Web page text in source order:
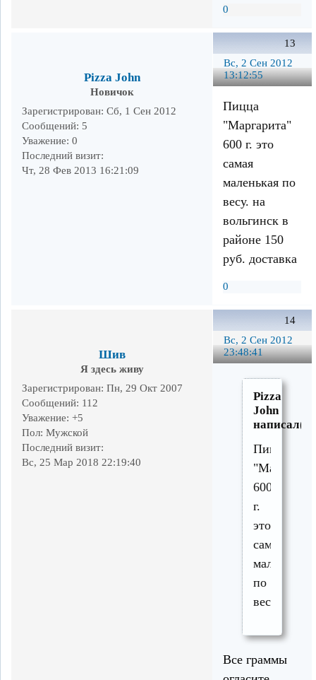
0
13
Вс, 2 Сен 2012
13:12:55
Pizza John
Новичок
Зарегистрирован: Сб, 1 Сен 2012
Сообщений: 5
Уважение: 0
Последний визит:
Чт, 28 Фев 2013 16:21:09
Пицца
"Маргарита"
600 г. это
самая
маленькая по
весу. на
вольгинск в
районе 150
руб. доставка
0
14
Вс, 2 Сен 2012
23:48:41
Шив
Я здесь живу
Зарегистрирован: Пн, 29 Окт 2007
Сообщений: 112
Уважение: +5
Пол: Мужской
Последний визит:
Вс, 25 Мар 2018 22:19:40
Pizza
John
Пицца
600
г.
это
самая
маленькая
по
весу.
Все граммы